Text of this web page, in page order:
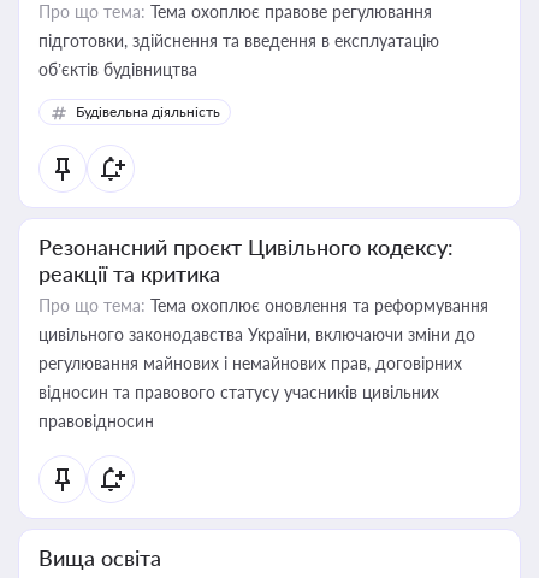
Про що тема: Тема охоплює правове регулювання
підготовки, здійснення та введення в експлуатацію
об’єктів будівництва
Будівельна діяльність
Резонансний проєкт Цивільного кодексу:
реакції та критика
Про що тема: Тема охоплює оновлення та реформування
цивільного законодавства України, включаючи зміни до
регулювання майнових і немайнових прав, договірних
відносин та правового статусу учасників цивільних
правовідносин
Вища освіта